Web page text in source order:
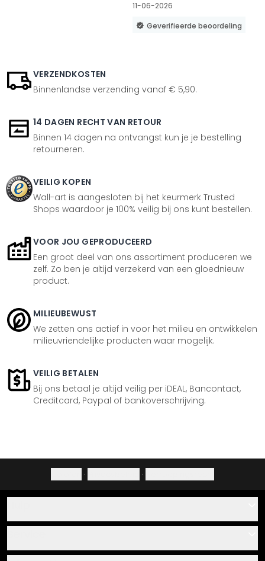
11-06-2026
Geverifieerde beoordeling
VERZENDKOSTEN
Binnenlandse verzending vanaf € 5,90.
14 DAGEN RECHT VAN RETOUR
Binnen 14 dagen na ontvangst kun je je bestelling
retourneren.
VEILIG KOPEN
Wall-art is aangesloten bij het keurmerk Trusted
Shops waardoor je 100% veilig bij ons kunt bestellen.
VOOR JOU GEPRODUCEERD
Een groot deel van ons assortiment produceren we
zelf. Zo ben je altijd verzekerd van een gloednieuw
product.
MILIEUBEWUST
We zetten ons actief in voor het milieu en ontwikkelen
milieuvriendelijke producten waar mogelijk.
VEILIG BETALEN
Bij ons betaal je altijd veilig per iDEAL, Bancontact,
Creditcard, Paypal of bankoverschrijving.
· ·
Over ons